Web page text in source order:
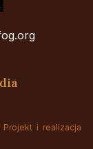
i realizacja